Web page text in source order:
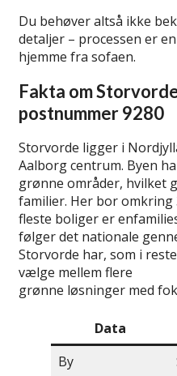
Du behøver altså ikke
detaljer – processen er
hjemme fra sofaen.
Fakta om
postnummer 9280
Storvorde ligger i
Aalborg centrum. Byen
grønne områder, hvilket
familier. Her bor omkring
fleste boliger er
følger det nationale
Storvorde har, som i
vælge mellem flere
grønne løsninger med
Data
By